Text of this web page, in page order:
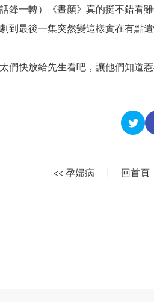
鋒一轉）《晝顏》真的挺不錯看
到最後一集突然變這樣實在有點
們快放給先生看吧，讓他們知道
<< 孕婦病 回首頁